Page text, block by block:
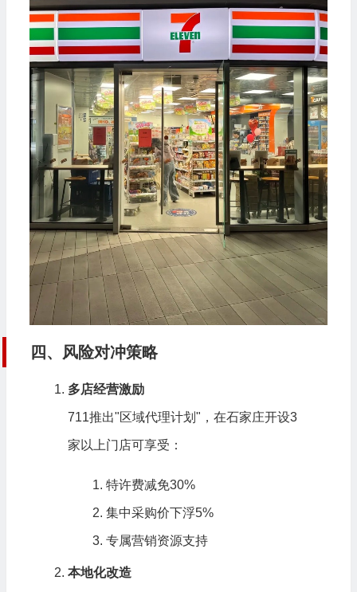
四、风险对冲策略
多店经营激励
711推出"区域代理计划"，在石家庄开设3
家以上门店可享受：
特许费减免30%
集中采购价下浮5%
专属营销资源支持
本地化改造